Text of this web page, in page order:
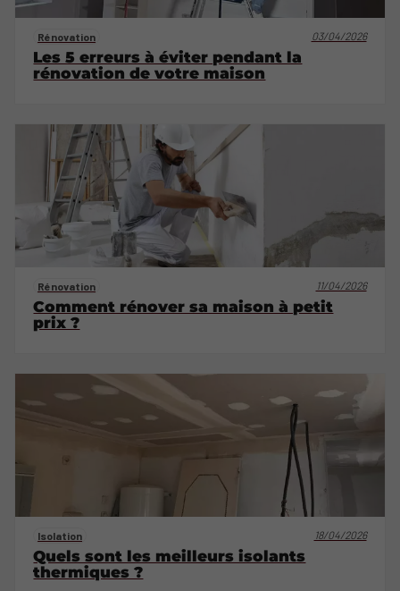
Rénovation 03/04/2026
Les 5 erreurs à éviter pendant la
rénovation de votre maison
Rénovation 11/04/2026
Comment rénover sa maison à petit
prix ?
Isolation 18/04/2026
Quels sont les meilleurs isolants
thermiques ?